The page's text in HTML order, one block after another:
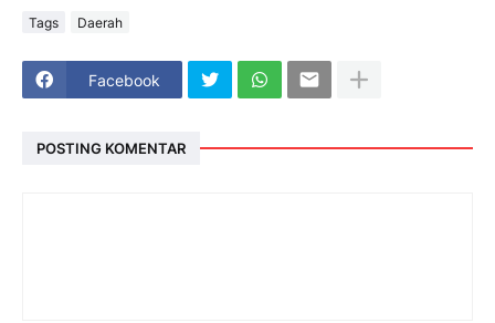
Tags Daerah
Facebook
POSTING KOMENTAR